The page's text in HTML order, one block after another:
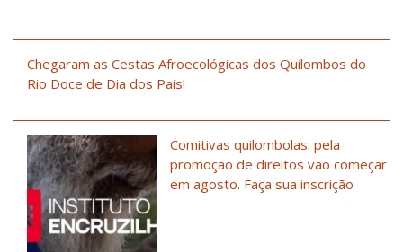
Chegaram as Cestas Afroecológicas dos Quilombos do
Rio Doce de Dia dos Pais!
Comitivas quilombolas: pela
promoção de direitos vão começar
em agosto. Faça sua inscrição